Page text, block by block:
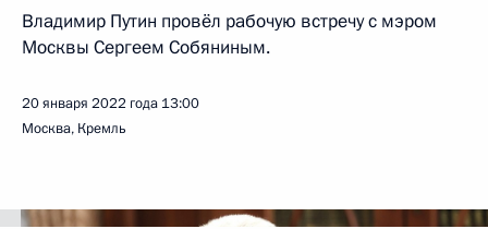
Владимир Путин провёл рабочую встречу с мэром
Москвы Сергеем Собяниным.
20 января 2022 года 13:00
Москва, Кремль